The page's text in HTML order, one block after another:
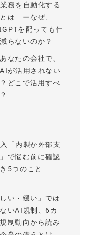
務を自動化する
は ーなぜ、
を配っても仕
らないのか？
なたの会社で、
が活用されない
どこで活用すべ
「内製か外部支
で悩む前に確認
5つのこと
しい・緩い」では
いAI規制、6カ
制動向から読み